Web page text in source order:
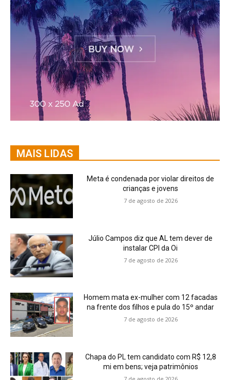
MAIS LIDAS
Meta é condenada por violar direitos de
crianças e jovens
7 de agosto de 2026
Júlio Campos diz que AL tem dever de
instalar CPI da Oi
7 de agosto de 2026
Homem mata ex-mulher com 12 facadas
na frente dos filhos e pula do 15º andar
7 de agosto de 2026
Chapa do PL tem candidato com R$ 12,8
mi em bens; veja patrimônios